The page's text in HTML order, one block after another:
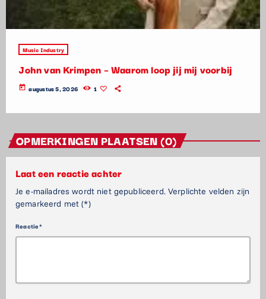
Music Industry
John van Krimpen – Waarom loop jij mij voorbij
today augustus 5, 2026 1
OPMERKINGEN PLAATSEN (0)
Laat een reactie achter
Je e-mailadres wordt niet gepubliceerd. Verplichte velden zijn
gemarkeerd met (*)
Reactie*